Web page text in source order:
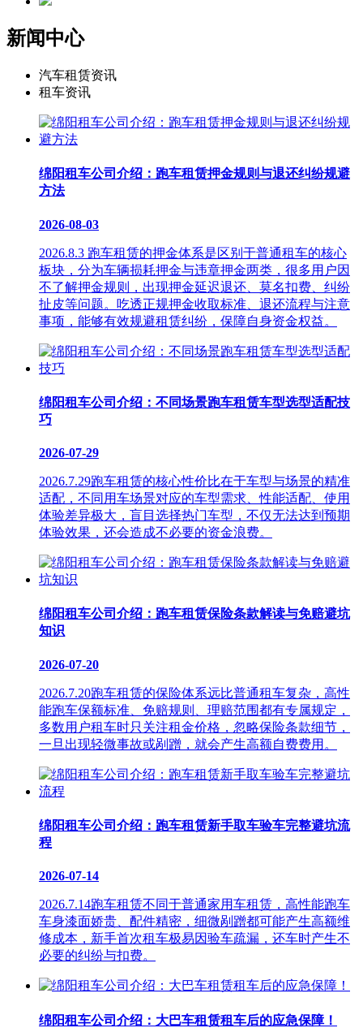
新闻中心
汽车租赁资讯
租车资讯
绵阳租车公司介绍：跑车租赁押金规则与退还纠纷规避
方法
2026-08-03
2026.8.3 跑车租赁的押金体系是区别于普通租车的核心
板块，分为车辆损耗押金与违章押金两类，很多用户因
不了解押金规则，出现押金延迟退还、莫名扣费、纠纷
扯皮等问题。吃透正规押金收取标准、退还流程与注意
事项，能够有效规避租赁纠纷，保障自身资金权益。
绵阳租车公司介绍：不同场景跑车租赁车型选型适配技
巧
2026-07-29
2026.7.29跑车租赁的核心性价比在于车型与场景的精准
适配，不同用车场景对应的车型需求、性能适配、使用
体验差异极大，盲目选择热门车型，不仅无法达到预期
体验效果，还会造成不必要的资金浪费。
绵阳租车公司介绍：跑车租赁保险条款解读与免赔避坑
知识
2026-07-20
2026.7.20跑车租赁的保险体系远比普通租车复杂，高性
能跑车保额标准、免赔规则、理赔范围都有专属规定，
多数用户租车时只关注租金价格，忽略保险条款细节，
一旦出现轻微事故或剐蹭，就会产生高额自费费用。
绵阳租车公司介绍：跑车租赁新手取车验车完整避坑流
程
2026-07-14
2026.7.14跑车租赁不同于普通家用车租赁，高性能跑车
车身漆面娇贵、配件精密，细微剐蹭都可能产生高额维
修成本，新手首次租车极易因验车疏漏，还车时产生不
必要的纠纷与扣费。
绵阳租车公司介绍：大巴车租赁租车后的应急保障！